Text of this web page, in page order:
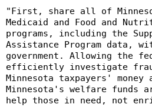
"First, share all of
Medicaid and Food and
programs, including the
Assistance Program data,
government. Allowing the
efficiently investigate
Minnesota taxpayers' money
Minnesota's welfare funds
help those in need, not